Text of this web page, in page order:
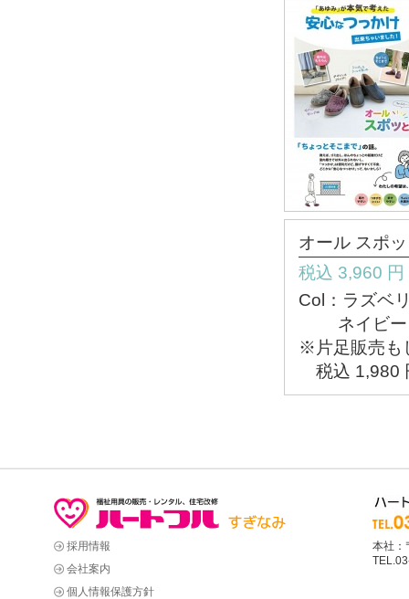
オール スポ
税込 3,960
Col：ラズベ
ネイビー
※片足販売も
税込 1,980
採用情報
会社案内
個人情報保護方針
本社：